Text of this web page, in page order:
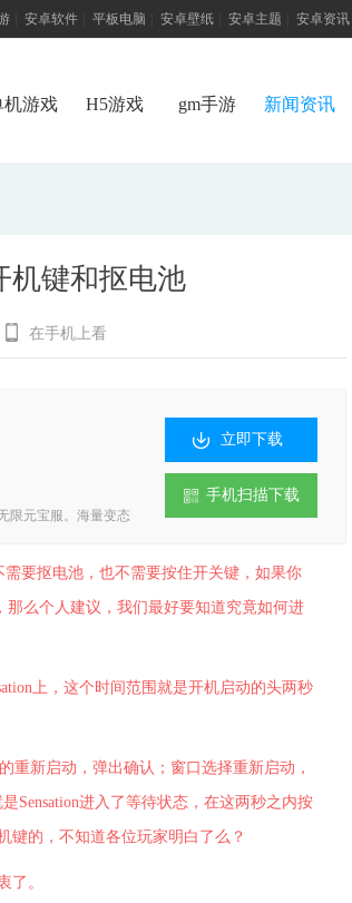
安卓软件 平板电脑 安卓壁纸 安卓主题 安卓资讯
机游戏 H5游戏 gm手游 新闻资讯
机键和抠电池
在手机上看
元宝服。海量变态
立即下载
手机扫描下载
要抠电池，也不需要按住开关键，如果你
那么个人建议，我们最好要知道究竟如何进
上，这个时间范围就是开机启动的头两秒
重新启动，弹出确认；窗口选择重新启动，
Sensation进入了等待状态，在这两秒之内按
键的，不知道各位玩家明白了么？
了。